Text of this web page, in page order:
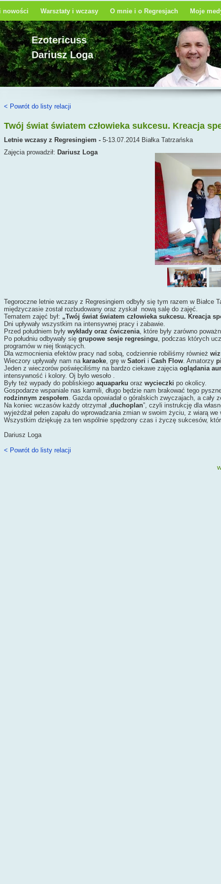
nowości Warsztaty i wczasy O mnie i o Regresjach Moje
Ezotericuss
Dariusz Loga
< Powrót do listy relacji
Twój świat światem człowieka sukcesu. Kreacja
Letnie wczasy z Regresingiem - 5-13.07.2014 Białka Tatrzańska
Zajęcia prowadził: Dariusz Loga
Tegoroczne letnie wczasy z Regresingiem odbyły się tym razem w Białce
międzyczasie został rozbudowany oraz zyskał nową salę do zajęć.
Tematem zajęć był: „Twój świat światem człowieka sukcesu. Kreacja
Dni upływały wszystkim na intensywnej pracy i zabawie.
Przed południem były wykłady oraz ćwiczenia, które były zarówno
Po południu odbywały się grupowe sesje regresingu, podczas których
programów w niej tkwiących.
Dla wzmocnienia efektów pracy nad sobą, codziennie robiliśmy również
Wieczory upływały nam na karaoke, grę w Satori i Cash Flow. Amatorzy
Jeden z wieczorów poświęciliśmy na bardzo ciekawe zajęcia oglądania
intensywność i kolory. Oj było wesoło .
Były też wypady do pobliskiego aquaparku oraz wycieczki po okolicy.
Gospodarze wspaniale nas karmili, długo będzie nam brakować tego
rodzinnym zespołem. Gazda opowiadał o góralskich zwyczajach, a cały
Na koniec wczasów każdy otrzymał „duchoplan”, czyli instrukcję dla
wyjeżdżał pełen zapału do wprowadzania zmian w swoim życiu, z wiarą
Wszystkim dziękuję za ten wspólnie spędzony czas i życzę sukcesów,
Dariusz Loga
< Powrót do listy relacji